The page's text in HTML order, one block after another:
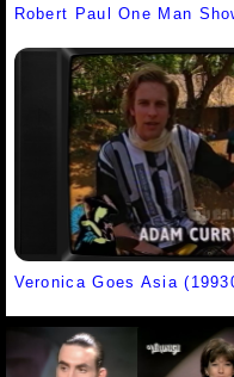
Robert Paul One Man
Veronica Goes Asia